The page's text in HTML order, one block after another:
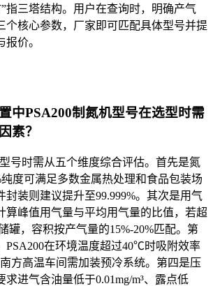
指三塔结构。用户在查询时，明确产气
个核心参数，厂家即可匹配具体型号并提
价。
中PSA200制氮机型号在选型时需
素？
号时需从五个维度综合评估。首先是氮
度可满足多数金属热处理和食品包装场
封装则建议提升至99.999%。其次是用气
算峰值用气量与平均用气量的比值，若超
罐，容积按产气量的15%-20%匹配。第
PSA200在环境温度超过40℃时吸附效率
方高温车间需加装预冷系统。第四是压
进气含油量低于0.01mg/m³、露点低